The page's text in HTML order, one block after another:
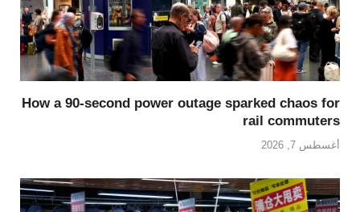
How a 90-second power outage sparked chaos for
rail commuters
أغسطس 7, 2026